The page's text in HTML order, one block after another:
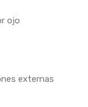
ojo
externas